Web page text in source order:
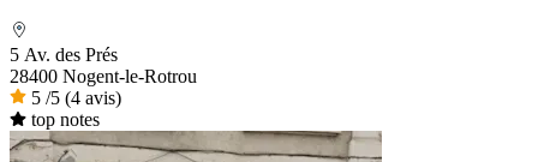
5 Av. des Prés
28400 Nogent-le-Rotrou
5 /5 (4 avis)
top notes